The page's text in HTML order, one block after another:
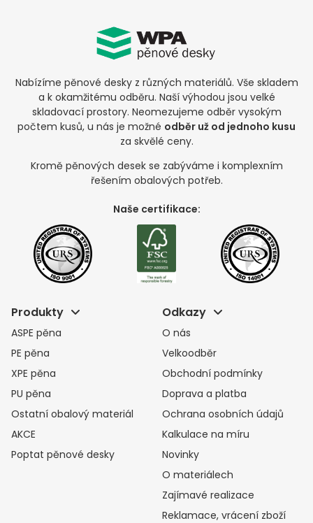
Produkty
ASPE pěna
PE pěna
XPE pěna
PU pěna
Ostatní obalový materiál
AKCE
Poptat pěnové desky
Odkazy
O nás
Velkoodběr
Obchodní podmínky
Doprava a platba
Ochrana osobních údajů
Kalkulace na míru
Novinky
O materiálech
Zajímavé realizace
Reklamace, vrácení zboží
Nabízíme pěnové desky z různých materiálů. Vše skladem
a k okamžitému odběru. Naší výhodou jsou velké
skladovací prostory. Neomezujeme odběr vysokým
počtem kusů, u nás je možné odběr už od jednoho kusu
za skvělé ceny.
Kromě pěnových desek se zabýváme i komplexním
řešením obalových potřeb.
Naše certifikace: